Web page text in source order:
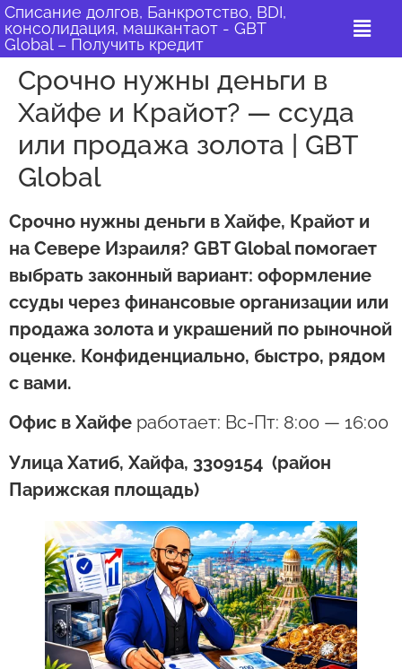
содержимому
Списание долгов, Банкротство, BDI,
консолидация, машкантаот - GBT
Global – Получить кредит
Срочно нужны деньги в
Хайфе и Крайот? — ссуда
или продажа золота | GBT
Global
Срочно нужны деньги в Хайфе, Крайот и
на Cевере Израиля? GBT Global помогает
выбрать законный вариант: оформление
ссуды через финансовые организации или
продажа золота и украшений по рыночной
оценке. Конфиденциально, быстро, рядом
с вами.
Офис в Хайфе работает: Вс-Пт: 8:00 — 16:00
Улица Хатиб, Хайфа, 3309154 (район
Парижская площадь)